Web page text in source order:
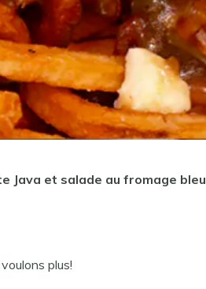
Java et salade au fromage bleu
plus!